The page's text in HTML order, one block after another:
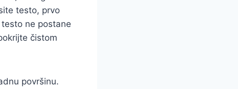
testo, prvo
ne postane
čistom
površinu.